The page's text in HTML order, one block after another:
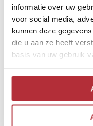
informatie over uw
voor social media,
kunnen deze
die u aan ze heeft
basis van uw gebruik
Reissom:
vanaf € 230,- p.p. bij 2
overnachtingen in een
Biogradska Gora op
Tussen de
4 sterren resort wat er
zich op bijna 1000 meter